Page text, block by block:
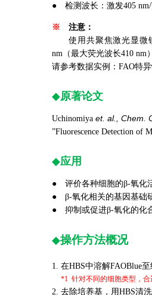
● 检测波长：激发405 nm/
※ 注意：
使用共聚焦激光显微
nm（最大荧光波长410
请参考数据实例：FAO特
◆原著论文
Uchinomiya et. al., Chem.
”Fluorescence Detection of
◆应用
● 评价各种细胞的β-氧化
● β-氧化相关的基因基础
● 抑制或促进β-氧化的化
◆操作方法概况
1. 在HBS中溶解FAOBlue
*1 针对不同的细胞类型，
2. 去除培养基，用HBS清